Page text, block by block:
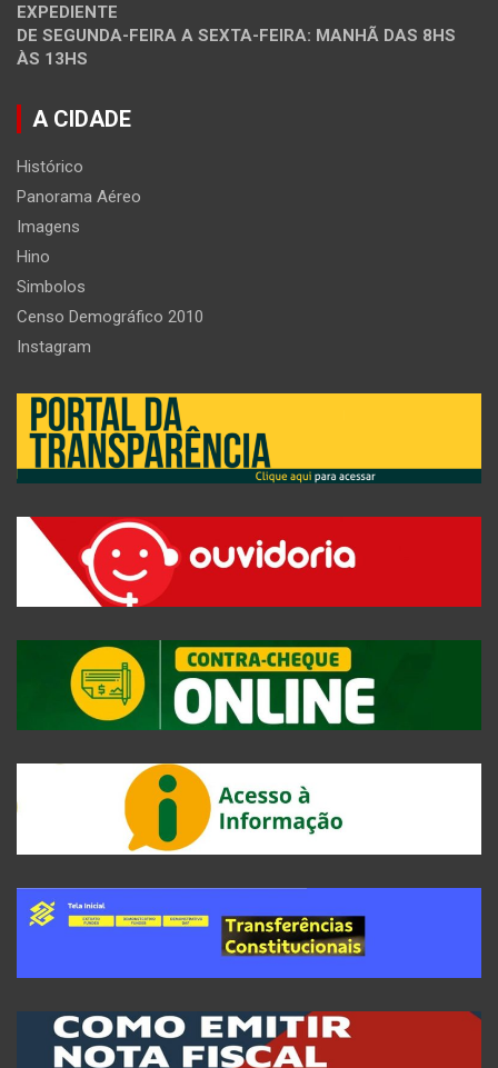
EXPEDIENTE
DE SEGUNDA-FEIRA A SEXTA-FEIRA: MANHÃ DAS 8HS
ÀS 13HS
A CIDADE
Histórico
Panorama Aéreo
Imagens
Hino
Simbolos
Censo Demográfico 2010
Instagram